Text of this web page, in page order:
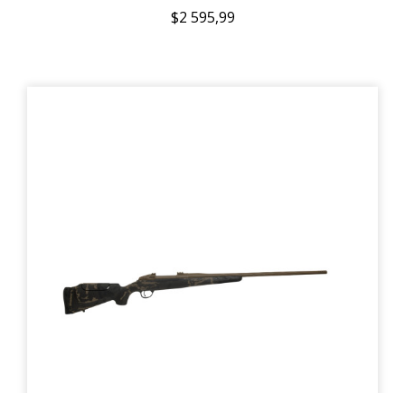
$2 595,99